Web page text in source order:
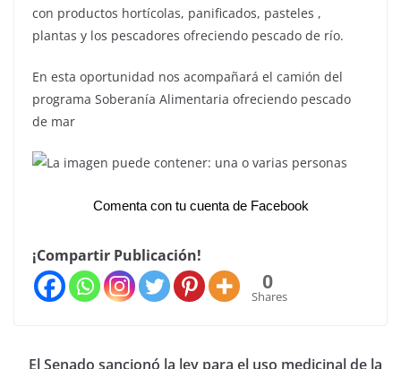
con productos hortícolas, panificados, pasteles ,
plantas y los pescadores ofreciendo pescado de río.
En esta oportunidad nos acompañará el camión del
programa Soberanía Alimentaria ofreciendo pescado
de mar
Comenta con tu cuenta de Facebook
¡Compartir Publicación!
0
Shares
El Senado sancionó la ley para el uso medicinal de la